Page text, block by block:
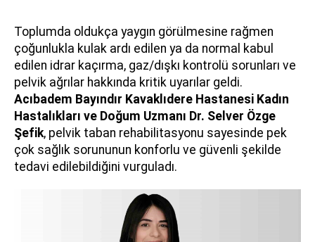
Toplumda oldukça yaygın görülmesine rağmen
çoğunlukla kulak ardı edilen ya da normal kabul
edilen idrar kaçırma, gaz/dışkı kontrolü sorunları ve
pelvik ağrılar hakkında kritik uyarılar geldi.
Acıbadem Bayındır Kavaklıdere Hastanesi Kadın
Hastalıkları ve Doğum Uzmanı Dr. Selver Özge
Şefik, pelvik taban rehabilitasyonu sayesinde pek
çok sağlık sorununun konforlu ve güvenli şekilde
tedavi edilebildiğini vurguladı.